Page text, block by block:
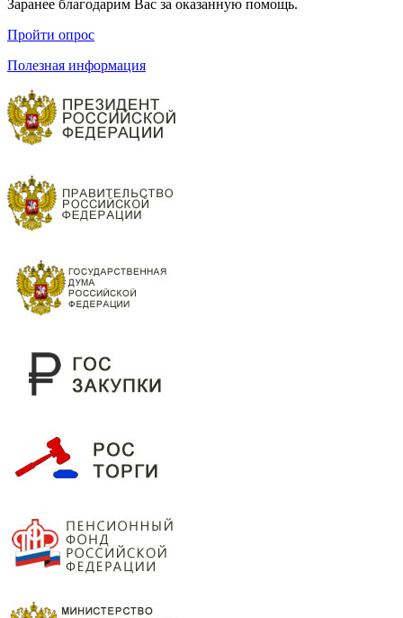
Заранее благодарим Вас за оказанную помощь.
Пройти опрос
Полезная информация